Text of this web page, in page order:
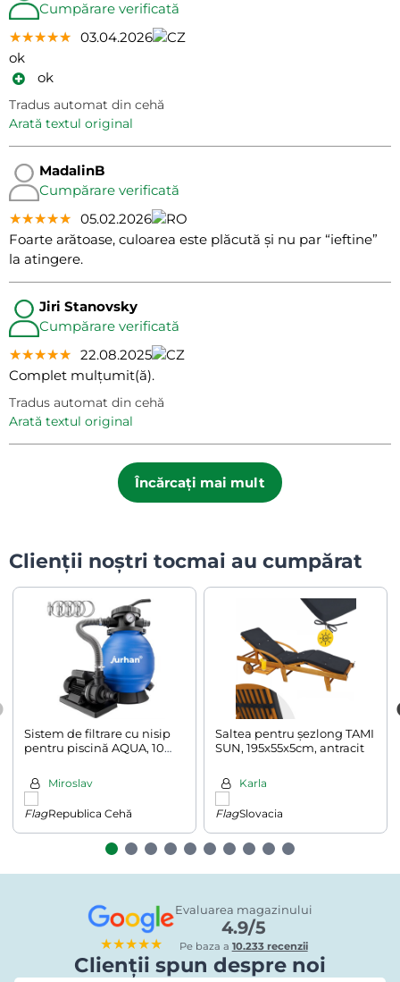
Cumpărare verificată
★★★★★
★★★★★
★★★★★ 03.04.2026
ok
ok
Tradus automat din cehă
arată textul original
MadalinB
Cumpărare verificată
★★★★★
★★★★★
★★★★★ 05.02.2026
Foarte arătoase, culoarea este plăcută și nu par “ieftine”
la atingere.
Jiri Stanovsky
Cumpărare verificată
★★★★★
★★★★★
★★★★★ 22.08.2025
Complet mulțumit(ă).
Tradus automat din cehă
arată textul original
Încărcați mai mult
Clienții noștri tocmai au cumpărat
Sistem de filtrare cu nisip
pentru piscină AQUA, 10
Miroslav
Republica Cehă
Saltea pentru șezlong TAMI
SUN, 195x55x5cm, antracit
Karla
Slovacia
★★★★★
Evaluarea magazinului
4.9/5
Pe baza a 10.233 recenzii
Clienții spun despre noi